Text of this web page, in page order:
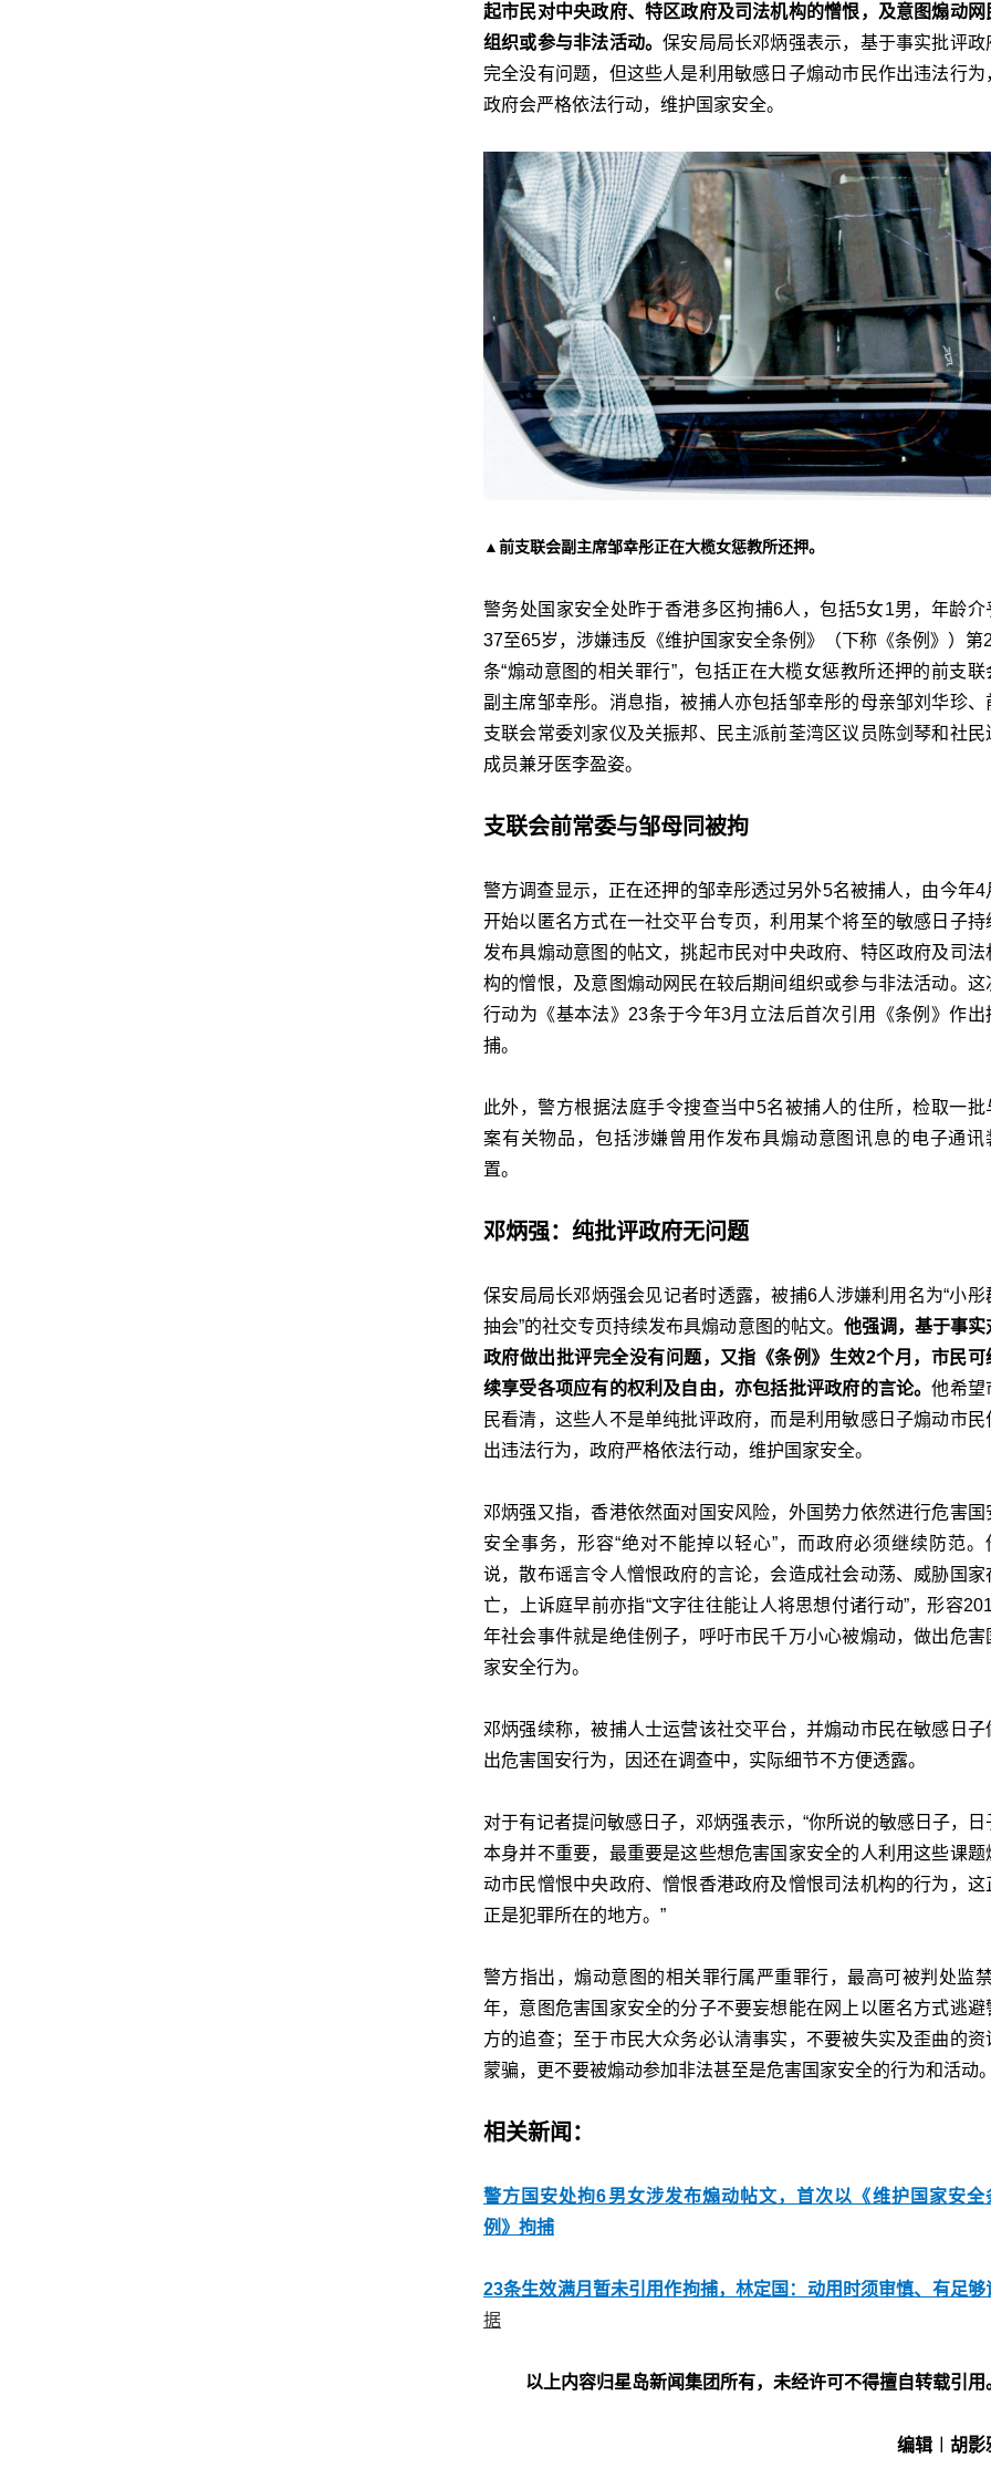
起市民对中央政府、特区政府及司法机构的憎恨，及意图煽动网
组织或参与非法活动。保安局局长邓炳强表示，基于事实批评政
完全没有问题，但这些人是利用敏感日子煽动市民作出违法行为
政府会严格依法行动，维护国家安全。
▲前支联会副主席邹幸彤正在大榄女惩教所还押。
警务处国家安全处昨于香港多区拘捕6人，包括5女1男，年龄介
37至65岁，涉嫌违反《维护国家安全条例》（下称《条例》）第
条“煽动意图的相关罪行”，包括正在大榄女惩教所还押的前支联
副主席邹幸彤。消息指，被捕人亦包括邹幸彤的母亲邹刘华珍、
支联会常委刘家仪及关振邦、民主派前荃湾区议员陈剑琴和社民
成员兼牙医李盈姿。
支联会前常委与邹母同被拘
警方调查显示，正在还押的邹幸彤透过另外5名被捕人，由今年4
开始以匿名方式在一社交平台专页，利用某个将至的敏感日子持
发布具煽动意图的帖文，挑起市民对中央政府、特区政府及司法
构的憎恨，及意图煽动网民在较后期间组织或参与非法活动。这
行动为《基本法》23条于今年3月立法后首次引用《条例》作出
捕。
此外，警方根据法庭手令搜查当中5名被捕人的住所，检取一批
案有关物品，包括涉嫌曾用作发布具煽动意图讯息的电子通讯
置。
邓炳强：纯批评政府无问题
保安局局长邓炳强会见记者时透露，被捕6人涉嫌利用名为“小彤
抽会”的社交专页持续发布具煽动意图的帖文。 他强调，基于事实
政府做出批评完全没有问题，又指《条例》生效2个月，市民可
续享受各项应有的权利及自由，亦包括批评政府的言论。他希望
民看清，这些人不是单纯批评政府，而是利用敏感日子煽动市民
出违法行为，政府严格依法行动，维护国家安全。
邓炳强又指，香港依然面对国安风险，外国势力依然进行危害国
安全事务，形容“绝对不能掉以轻心”，而政府必须继续防范。
说，散布谣言令人憎恨政府的言论，会造成社会动荡、威胁国家
亡，上诉庭早前亦指“文字往往能让人将思想付诸行动”，形容
年社会事件就是绝佳例子，呼吁市民千万小心被煽动，做出危害
家安全行为。
邓炳强续称，被捕人士运营该社交平台，并煽动市民在敏感日子
出危害国安行为，因还在调查中，实际细节不方便透露。
对于有记者提问敏感日子，邓炳强表示，“你所说的敏感日子，日
本身并不重要，最重要是这些想危害国家安全的人利用这些课题
动市民憎恨中央政府、憎恨香港政府及憎恨司法机构的行为，这
正是犯罪所在的地方。”
警方指出，煽动意图的相关罪行属严重罪行，最高可被判处监
年，意图危害国家安全的分子不要妄想能在网上以匿名方式逃避
方的追查；至于市民大众务必认清事实，不要被失实及歪曲的资
蒙骗，更不要被煽动参加非法甚至是危害国家安全的行为和活动。
相关新闻：
警方国安处拘6男女涉发布煽动帖文，首次以《维护国家安全
例》拘捕
23条生效满月暂未引用作拘捕，林定国：动用时须审慎、有足够
据
以上内容归星岛新闻集团所有，未经许可不得擅自转载引用
编辑︱胡影